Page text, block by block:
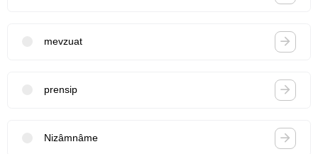
mevzuat
prensip
Nizâmnâme